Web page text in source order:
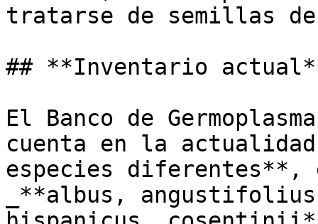
tratarse de semillas
## **Inventario
El Banco de
cuenta en la
especies diferentes**,
_**albus,